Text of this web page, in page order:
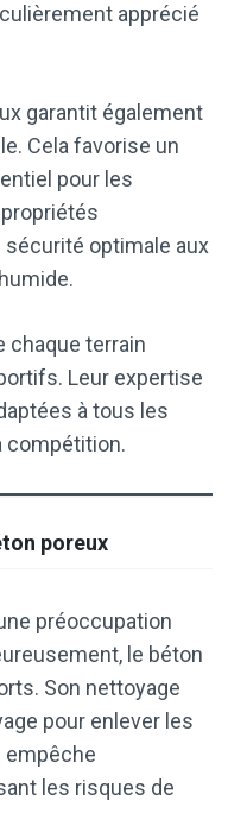
apprécié
garantit également
Cela favorise un
pour les
optimale aux
chaque terrain
Leur expertise
à tous les
compétition.
poreux
préoccupation
le béton
Son nettoyage
pour enlever les
empêche
les risques de